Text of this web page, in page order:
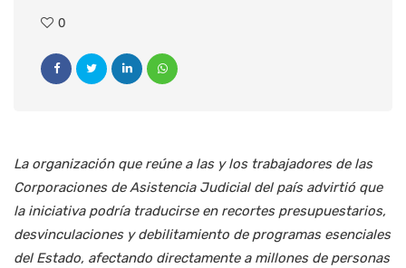
0
La organización que reúne a las y los trabajadores de las
Corporaciones de Asistencia Judicial del país advirtió que
la iniciativa podría traducirse en recortes presupuestarios,
desvinculaciones y debilitamiento de programas esenciales
del Estado, afectando directamente a millones de personas